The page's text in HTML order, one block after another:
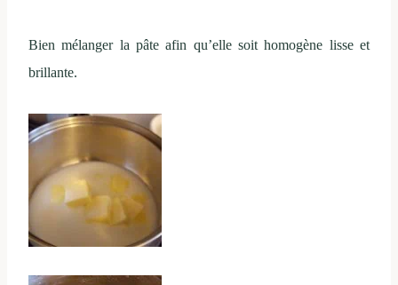
Bien mélanger la pâte afin qu’elle soit homogène lisse et
brillante.